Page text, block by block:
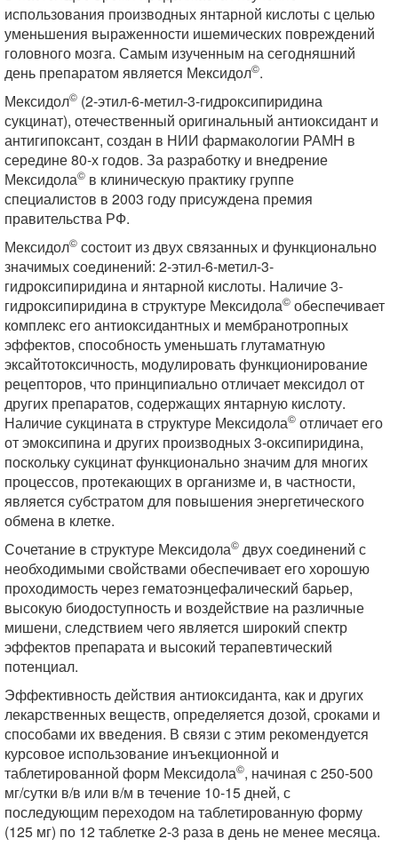
использования производных янтарной кислоты с целью
уменьшения выраженности ишемических повреждений
головного мозга. Самым изученным на сегодняшний
день препаратом является Мексидол©.
Мексидол© (2-этил-6-метил-3-гидроксипиридина
сукцинат), отечественный оригинальный антиоксидант и
антигипоксант, создан в НИИ фармакологии РАМН в
середине 80-х годов. За разработку и внедрение
Мексидола© в клиническую практику группе
специалистов в 2003 году присуждена премия
правительства РФ.
Мексидол© состоит из двух связанных и функционально
значимых соединений: 2-этил-6-метил-3-
гидроксипиридина и янтарной кислоты. Наличие 3-
гидроксипиридина в структуре Мексидола© обеспечивает
комплекс его антиоксидантных и мембранотропных
эффектов, способность уменьшать глутаматную
эксайтотоксичность, модулировать функционирование
рецепторов, что принципиально отличает мексидол от
других препаратов, содержащих янтарную кислоту.
Наличие сукцината в структуре Мексидола© отличает его
от эмоксипина и других производных 3-оксипиридина,
поскольку сукцинат функционально значим для многих
процессов, протекающих в организме и, в частности,
является субстратом для повышения энергетического
обмена в клетке.
Сочетание в структуре Мексидола© двух соединений с
необходимыми свойствами обеспечивает его хорошую
проходимость через гематоэнцефалический барьер,
высокую биодоступность и воздействие на различные
мишени, следствием чего является широкий спектр
эффектов препарата и высокий терапевтический
потенциал.
Эффективность действия антиоксиданта, как и других
лекарственных веществ, определяется дозой, сроками и
способами их введения. В связи с этим рекомендуется
курсовое использование инъекционной и
таблетированной форм Мексидола©, начиная с 250-500
мг/сутки в/в или в/м в течение 10-15 дней, с
последующим переходом на таблетированную форму
(125 мг) по 12 таблетке 2-3 раза в день не менее месяца.